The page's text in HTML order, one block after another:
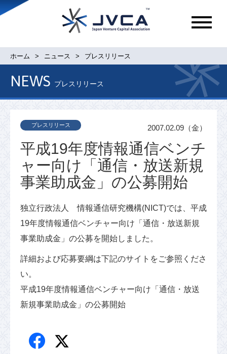
メ
ュ
ホーム ニュース プレスリリース
NEWS プレスリリース
平成19年度情報通信ベンチ
ャー向け「通信・放送新規
事業助成金」の公募開始
プレスリリース 2007.02.09（金）
独立行政法人 情報通信研究機構(NICT)では、平成
19年度情報通信ベンチャー向け「通信・放送新規
事業助成金」の公募を開始しました。
詳細および応募要綱は下記のサイトをご参照くださ
い。
平成19年度情報通信ベンチャー向け「通信・放送
新規事業助成金」の公募開始